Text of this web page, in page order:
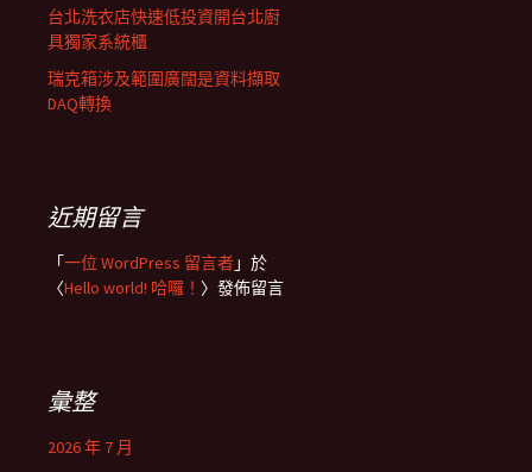
台北洗衣店快速低投資開台北廚
具獨家系統櫃
瑞克箱涉及範圍廣闊是資料擷取
DAQ轉換
近期留言
「一位 WordPress 留言者」於
〈Hello world! 哈囉！ 〉發佈留言
彙整
2026 年 7 月